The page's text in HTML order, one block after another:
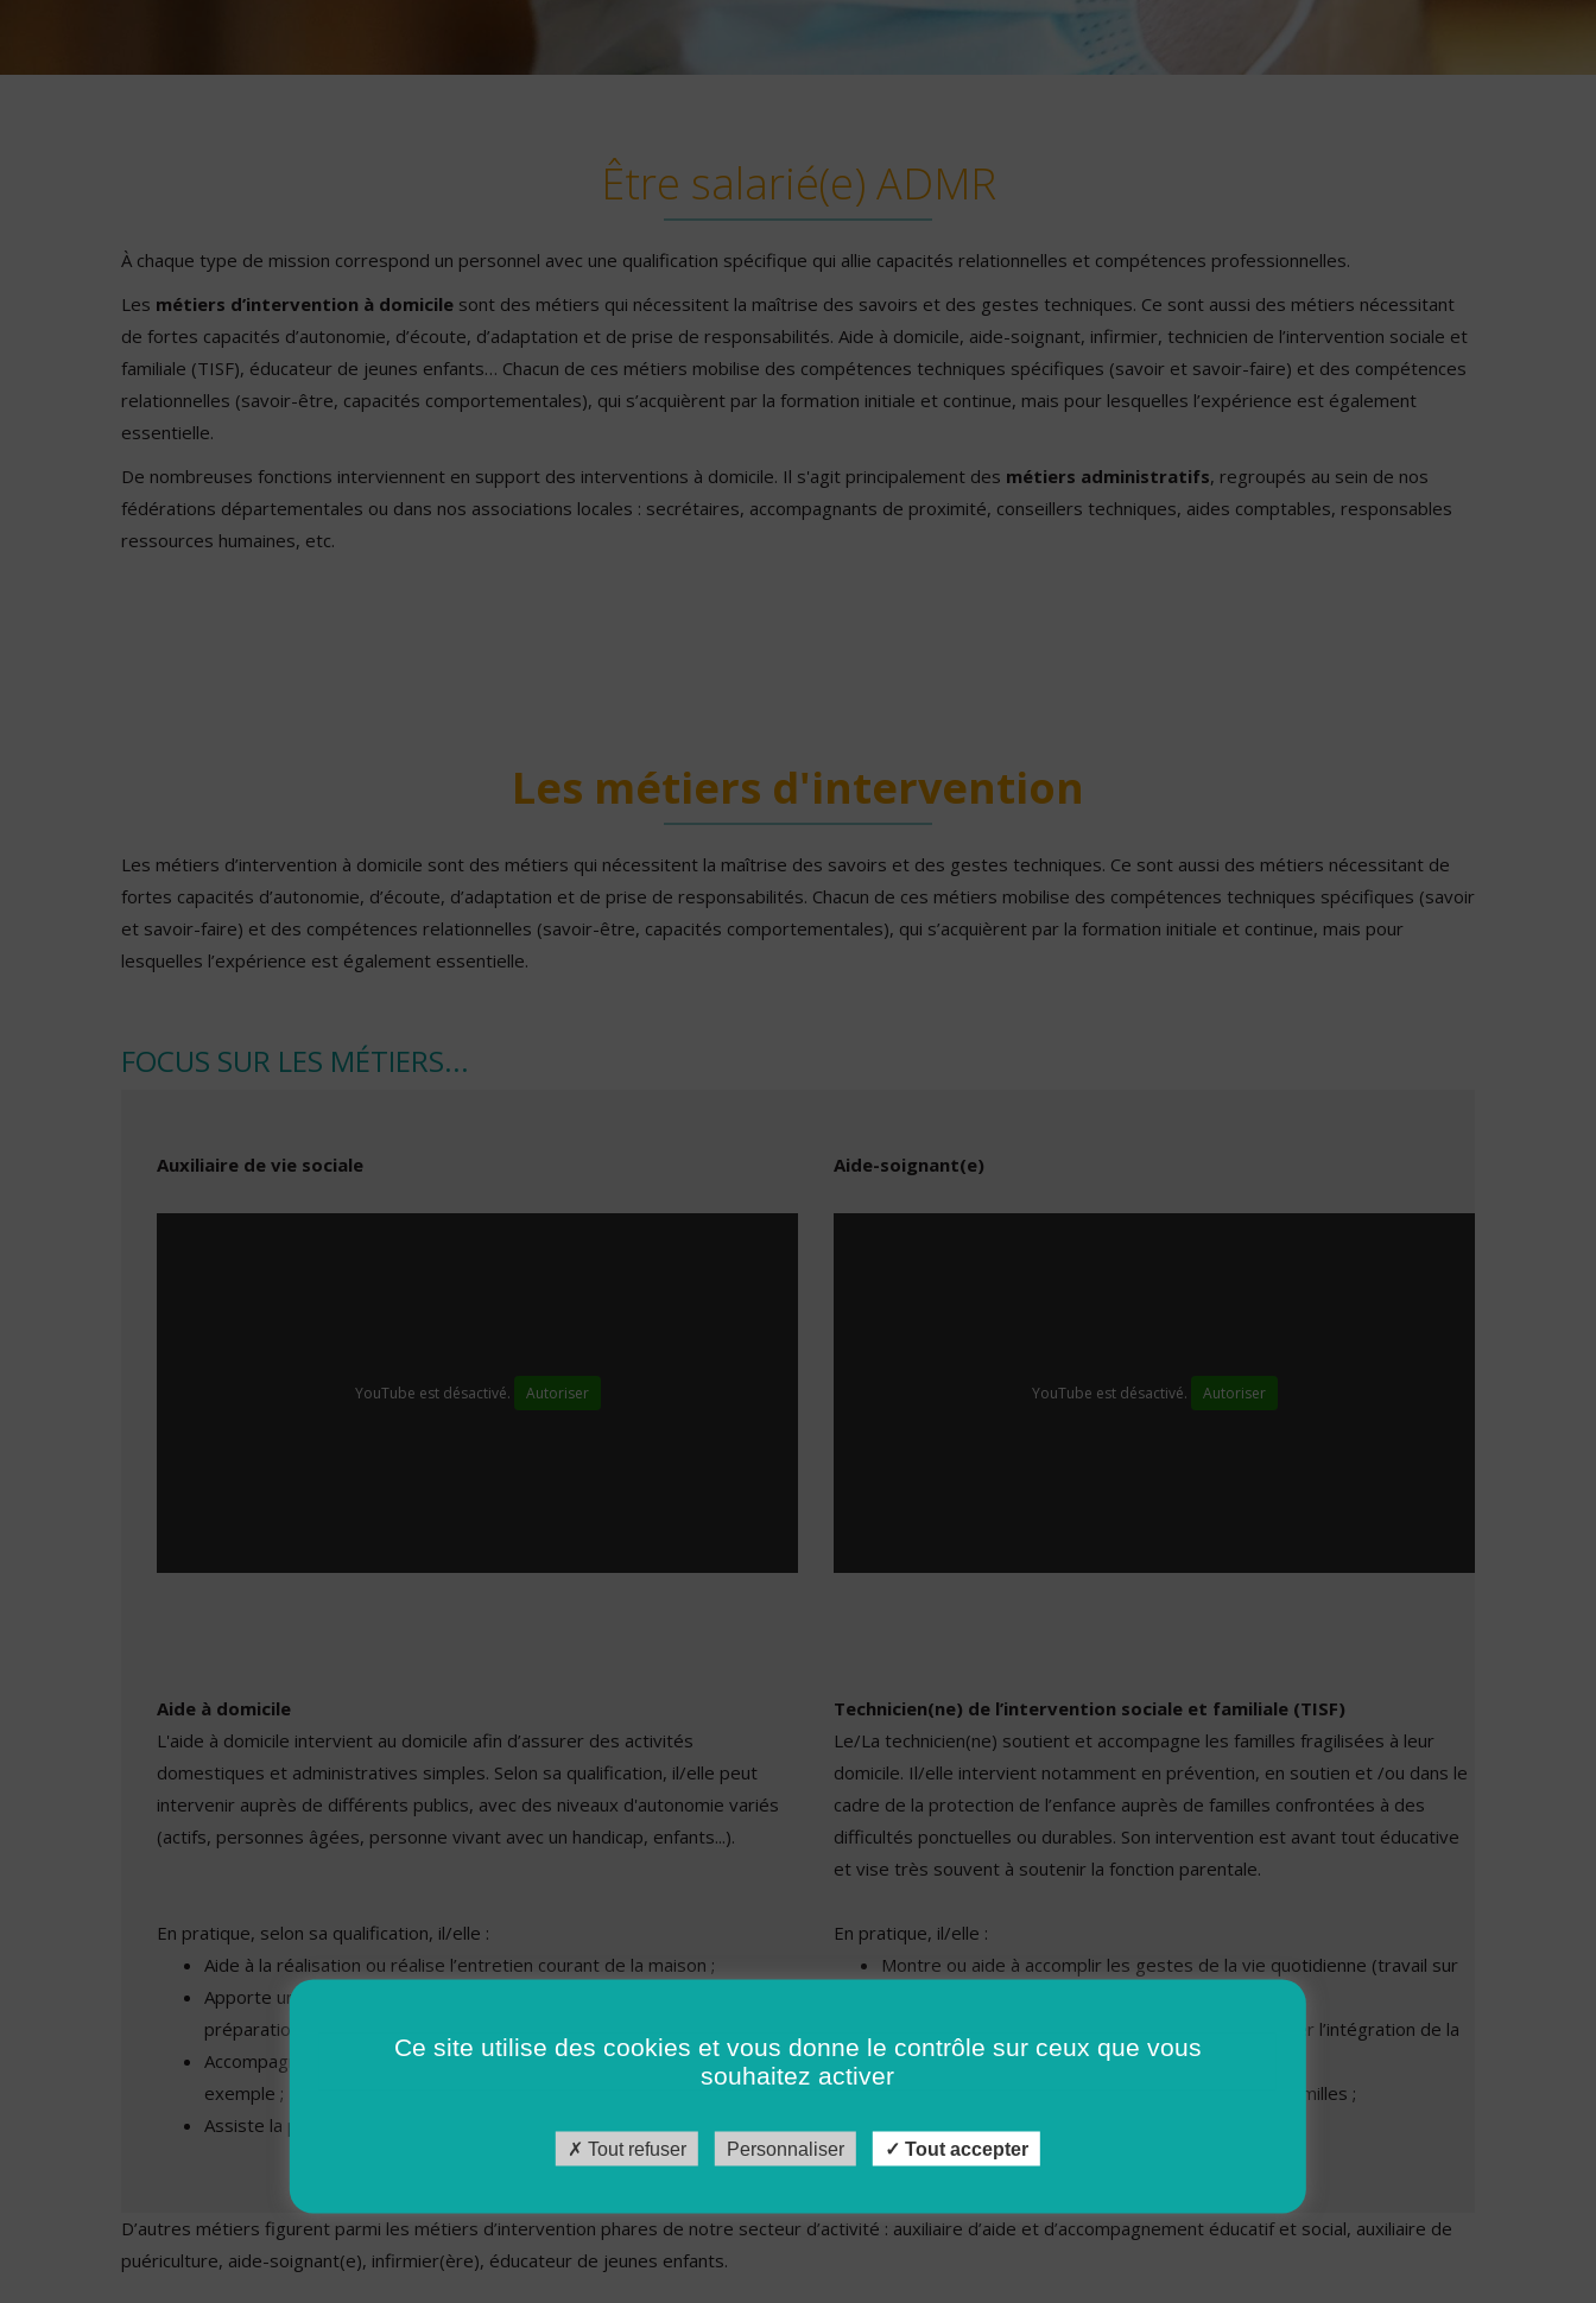
Être salarié(e) ADMR
À chaque type de mission correspond un personnel avec une qualification spécifique qui allie capacités relationnelles et compétences professionnelles.
Les métiers d’intervention à domicile sont des métiers qui nécessitent la maîtrise des savoirs et des gestes techniques. Ce sont aussi des métiers nécessitant
de fortes capacités d’autonomie, d’écoute, d’adaptation et de prise de responsabilités. Aide à domicile, aide-soignant, infirmier, technicien de l’intervention sociale et
familiale (TISF), éducateur de jeunes enfants… Chacun de ces métiers mobilise des compétences techniques spécifiques (savoir et savoir-faire) et des compétences
relationnelles (savoir-être, capacités comportementales), qui s’acquièrent par la formation initiale et continue, mais pour lesquelles l’expérience est également
essentielle.
De nombreuses fonctions interviennent en support des interventions à domicile. Il s'agit principalement des métiers administratifs, regroupés au sein de nos
fédérations départementales ou dans nos associations locales : secrétaires, accompagnants de proximité, conseillers techniques, aides comptables, responsables
ressources humaines, etc.
Les métiers d'intervention
Les métiers d’intervention à domicile sont des métiers qui nécessitent la maîtrise des savoirs et des gestes techniques. Ce sont aussi des métiers nécessitant de
fortes capacités d’autonomie, d’écoute, d’adaptation et de prise de responsabilités. Chacun de ces métiers mobilise des compétences techniques spécifiques (savoir
et savoir-faire) et des compétences relationnelles (savoir-être, capacités comportementales), qui s’acquièrent par la formation initiale et continue, mais pour
lesquelles l’expérience est également essentielle.
FOCUS SUR LES MÉTIERS...
Auxiliaire de vie sociale
YouTube est désactivé. Autoriser
Aide-soignant(e)
YouTube est désactivé. Autoriser
Aide à domicile
L'aide à domicile intervient au domicile afin d’assurer des activités
domestiques et administratives simples. Selon sa qualification, il/elle peut
intervenir auprès de différents publics, avec des niveaux d'autonomie variés
(actifs, personnes âgées, personne vivant avec un handicap, enfants...).
En pratique, selon sa qualification, il/elle :
Aide à la réalisation ou réalise l’entretien courant de la maison ;
Apporte une aide à la réalisation des achats alimentaires ainsi qu’à la
préparation des repas ;
Accompagne la personne aidée chez le médecin, le coiffeur par
exemple ;
Assiste la personne aidée dans les démarches administratives.
Technicien(ne) de l’intervention sociale et familiale (TISF)
Le/La technicien(ne) soutient et accompagne les familles fragilisées à leur
domicile. Il/elle intervient notamment en prévention, en soutien et /ou dans le
cadre de la protection de l’enfance auprès de familles confrontées à des
difficultés ponctuelles ou durables. Son intervention est avant tout éducative
et vise très souvent à soutenir la fonction parentale.
En pratique, il/elle :
Montre ou aide à accomplir les gestes de la vie quotidienne (travail sur
l’hygiène et l’image de soi, gestion du budget, etc.) ;
A un rôle d’aide et d’accompagnement pour favoriser l’intégration de la
famille dans son environnement ;
Anime des ateliers à thème regroupant plusieurs familles ;
Assure une médiation parents/enfants.
D’autres métiers figurent parmi les métiers d’intervention phares de notre secteur d’activité : auxiliaire d’aide et d’accompagnement éducatif et social, auxiliaire de
puériculture, aide-soignant(e), infirmier(ère), éducateur de jeunes enfants.
Ce site utilise des cookies et vous donne le contrôle sur ceux que vous
souhaitez activer
Tout refuser Personnaliser Tout accepter